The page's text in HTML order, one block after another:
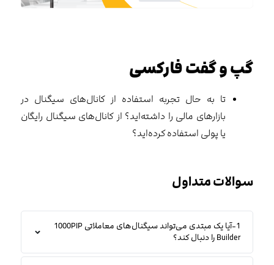
گپ و گفت فارکسی
تا به حال تجربه استفاده از کانال‌های سیگنال در
بازارهای مالی را داشته‌اید؟ از کانال‌های سیگنال رایگان
یا پولی استفاده کرده‌اید؟
سوالات متداول
1-آیا یک مبتدی می‌تواند سیگنال‌های معاملاتی 1000PIP
Builder را دنبال کند؟